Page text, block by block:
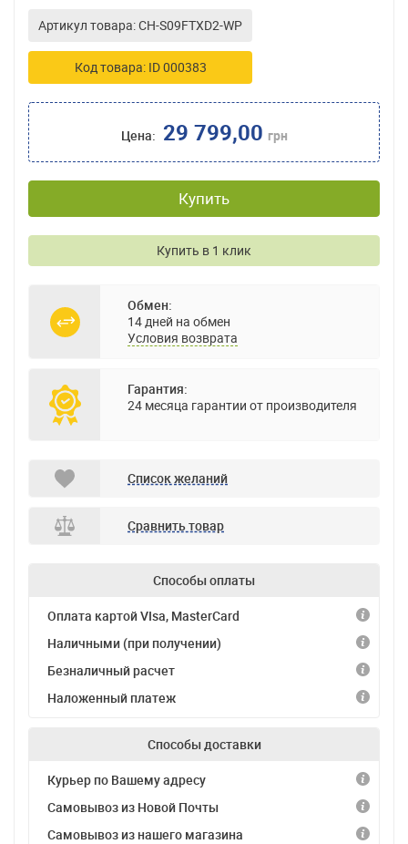
Артикул товара: CH-S09FTXD2-WP
Код товара: ID 000383
Цена: 29 799,00 грн
Купить
Купить в 1 клик
Обмен:
14 дней на обмен
Условия возврата
Гарантия:
24 месяца гарантии от производителя
Список желаний
Сравнить товар
Способы оплаты
Оплата картой VIsa, MasterCard
Наличными (при получении)
Безналичный расчет
Наложенный платеж
Способы доставки
Курьер по Вашему адресу
Самовывоз из Новой Почты
Самовывоз из нашего магазина